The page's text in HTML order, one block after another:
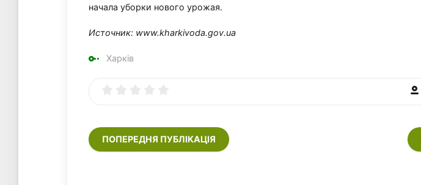
начала уборки нового урожая.
Источник: www.kharkivoda.gov.ua
Харків
ПОПЕРЕДНЯ ПУБЛІКАЦІЯ